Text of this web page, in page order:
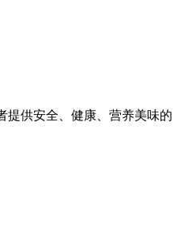
提供安全、健康、营养美味的